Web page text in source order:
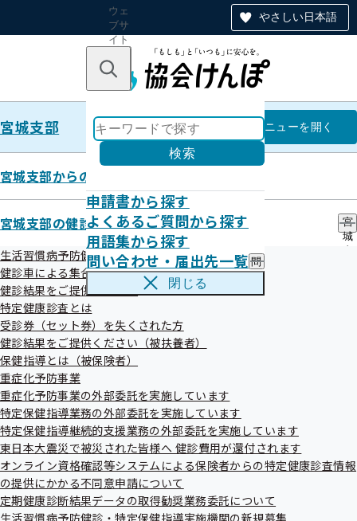
やさしい日本語
ウェ
ブサ
イト
のナ
ン
キーワードで探す
検索
申請書から探す
よくあるご質問から探す
用語集から探す
問い合わせ・届出先一覧 問
い
サ
ブ
メ
ー
閉じる
宮城支部 宮城支部
メニューを開く
宮城支部からのお知らせ
宮城支部の健診・保健指導のご案内
宮
城
サ
生活習慣病予防健診とは
健診車による集合健診
健診結果をご提供ください
特定健康診査とは
受診券（セット券）を失くされた方
健診結果をご提供ください（被扶養者）
保健指導とは（被保険者）
重症化予防事業
重症化予防事業の外部委託を実施しています
特定保健指導業務の外部委託を実施しています
特定保健指導継続的支援業務の外部委託を実施しています
東日本大震災で被災された皆様へ 健診費用が還付されます
オンライン資格確認等システムによる保険者からの特定健康診査情報
の提供にかかる不同意申請について
定期健康診断結果データの取得勧奨業務委託について
生活習慣病予防健診・特定保健指導実施機関の新規募集
令和07年09月30日
出産手当金支給申請書の申請者住
所の記載誤り
発生年月日
令和07年08月13日
事案
社会保険労務士が提出代行事務を行った出産手当金支給申請
書に転居以前の住所を記載したことにより、支給決定通知書
が現在居住している別人宅へそのまま投函され、現居住者が